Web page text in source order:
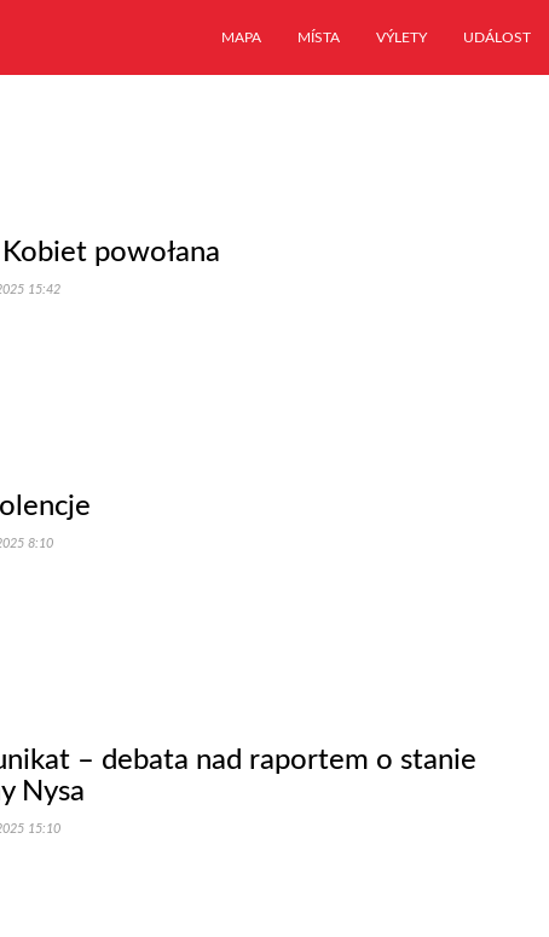
MAPA MÍSTA VÝLETY UDÁLOST
Kobiet powołana
15:42
8:10
– debata nad raportem o stanie
Nysa
15:10